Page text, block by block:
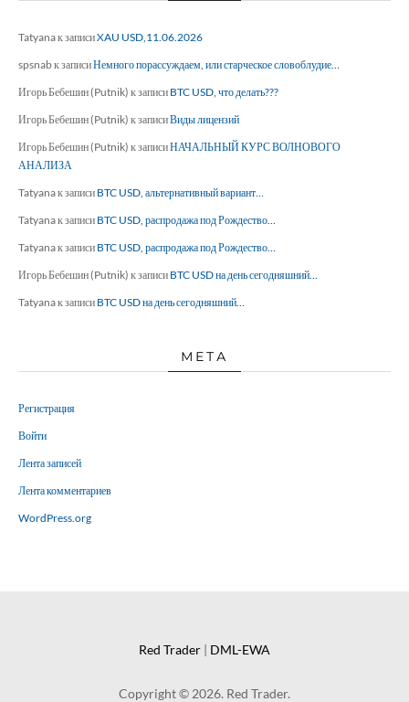
Tatyanaк записиXAU USD,11.06.2026
spsnabк записиНемного порассуждаем, или старческое словоблудие…
Игорь Бебешин (Putnik) к записи BTC USD, что делать???
Игорь Бебешин (Putnik) к записиВиды лицензий
Игорь Бебешин (Putnik) к записиНАЧАЛЬНЫЙ КУРС ВОЛНОВОГО
АНАЛИЗА
Tatyanaк записи BTC USD, альтернативный вариант…
Tatyanaк записи BTC USD, распродажа под Рождество…
Tatyanaк записи BTC USD, распродажа под Рождество…
Игорь Бебешин (Putnik) к записи BTC USD на день сегодняшний…
Tatyanaк записи BTC USD на день сегодняшний…
МЕТА
Регистрация
Войти
Лента записей
Лента комментариев
WordPress.org
Red Trader | DML-EWA
Copyright © 2026. Red Trader.